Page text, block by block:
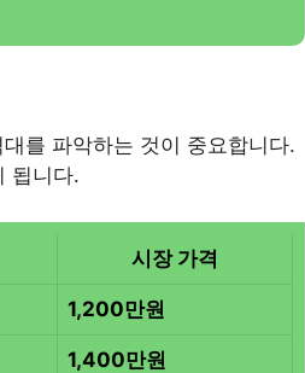
를 파악하는 것이 중요합니다.
됩니다.
시장 가격
1,200만원
1,400만원